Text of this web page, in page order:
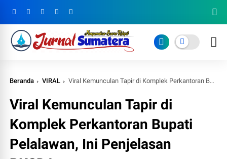
Beranda VIRAL Viral Kemunculan Tapir di Komplek Perkantoran Bupati Pelalawan, Ini Penjelasan BKSDA
Viral Kemunculan Tapir di
Komplek Perkantoran Bupati
Pelalawan, Ini Penjelasan